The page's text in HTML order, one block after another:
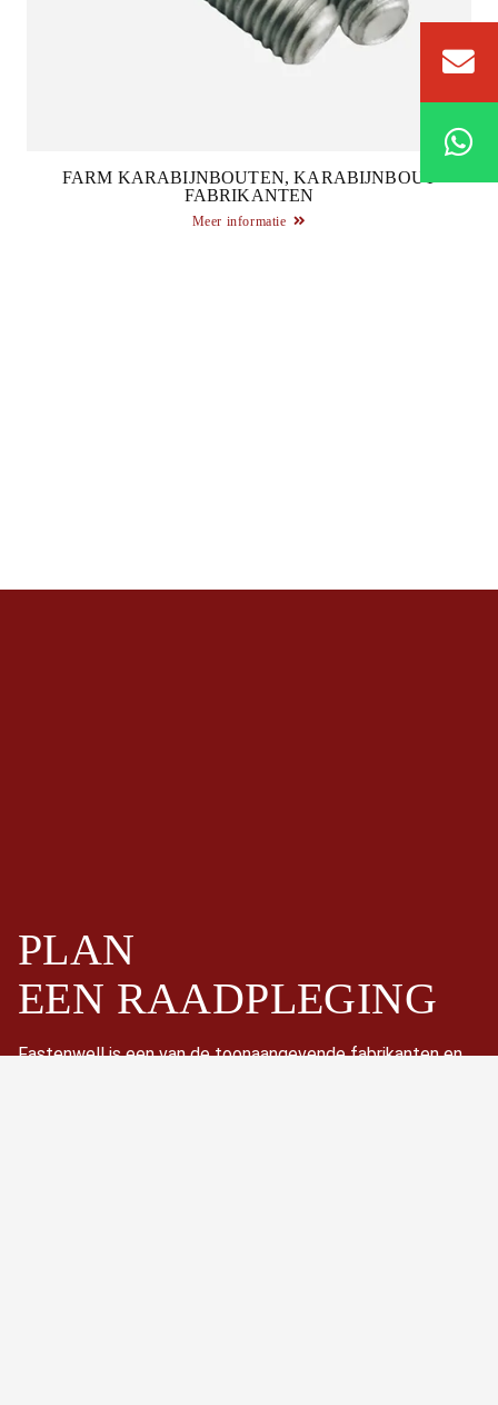
FARM KARABIJNBOUTEN, KARABIJNBOUT
FABRIKANTEN
Meer informatie
PLAN
EEN RAADPLEGING
Fastenwell is een van de toonaangevende fabrikanten en